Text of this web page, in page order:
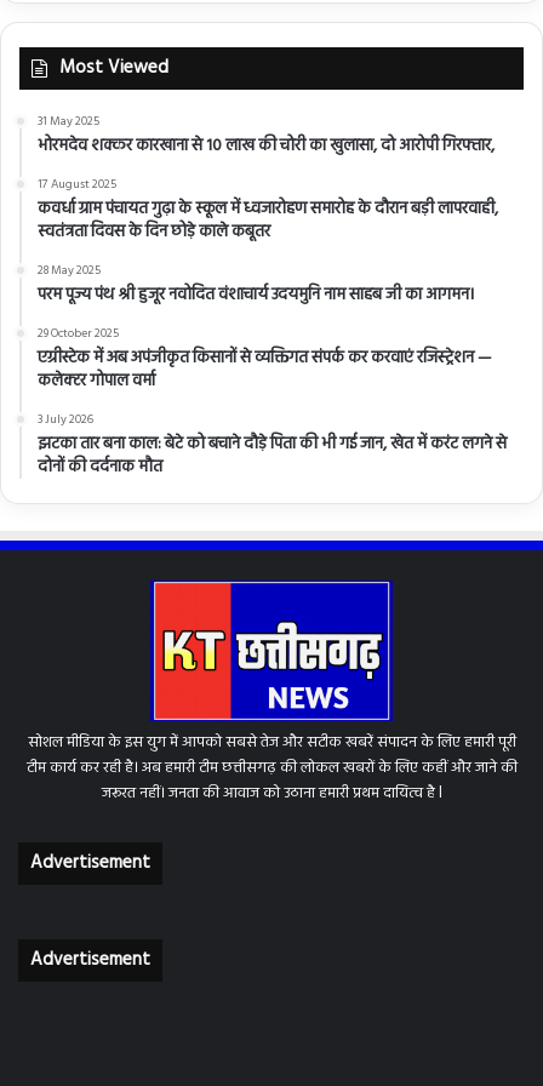
Most Viewed
31 May 2025
भोरमदेव शक्कर कारखाना से 10 लाख की चोरी का खुलासा, दो आरोपी गिरफ्तार,
17 August 2025
कवर्धा ग्राम पंचायत गुढ़ा के स्कूल में ध्वजारोहण समारोह के दौरान बड़ी लापरवाही,
स्वतंत्रता दिवस के दिन छोड़े काले कबूतर
28 May 2025
परम पूज्य पंथ श्री हुजूर नवोदित वंशाचार्य उदयमुनि नाम साहब जी का आगमन।
29 October 2025
एग्रीस्टेक में अब अपंजीकृत किसानों से व्यक्तिगत संपर्क कर करवाएं रजिस्ट्रेशन —
कलेक्टर गोपाल वर्मा
3 July 2026
झटका तार बना काल: बेटे को बचाने दौड़े पिता की भी गई जान, खेत में करंट लगने से
दोनों की दर्दनाक मौत
सोशल मीडिया के इस युग में आपको सबसे तेज और सटीक खबरें संपादन के लिए हमारी पूरी
टीम कार्य कर रही है। अब हमारी टीम छत्तीसगढ़ की लोकल खबरों के लिए कहीं और जाने की
जरूरत नहीं। जनता की आवाज को उठाना हमारी प्रथम दायित्व है l
Advertisement
Advertisement